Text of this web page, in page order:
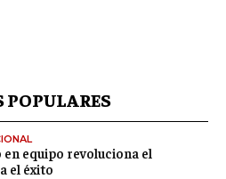
POPULARES
equipo revoluciona el
el éxito